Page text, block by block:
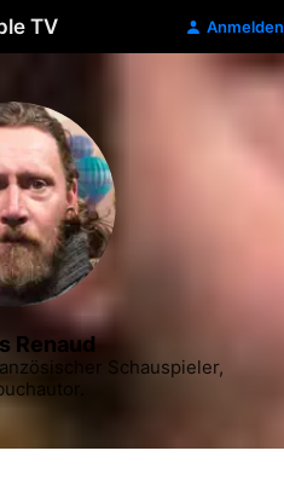
TV Anmelden
Renaud
Schauspieler,